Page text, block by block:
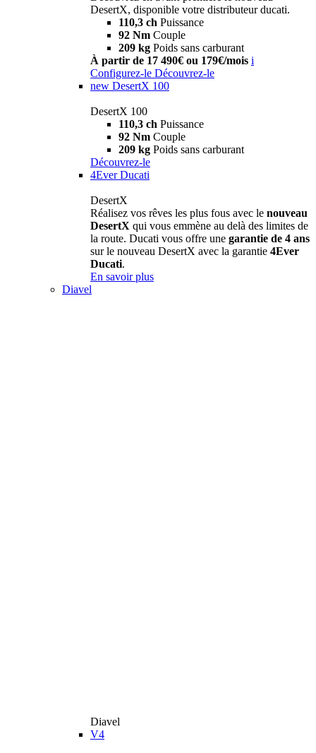
DesertX, disponible votre distributeur ducati.
110,3 ch Puissance
92 Nm Couple
209 kg Poids sans carburant
À partir de 17 490€ ou 179€/mois i
Configurez-le Découvrez-le
new DesertX 100
DesertX 100
110,3 ch Puissance
92 Nm Couple
209 kg Poids sans carburant
Découvrez-le
4Ever Ducati
DesertX
Réalisez vos rêves les plus fous avec le nouveau
DesertX qui vous emmène au delà des limites de
la route. Ducati vous offre une garantie de 4 ans
sur le nouveau DesertX avec la garantie 4Ever
Ducati.
En savoir plus
Diavel
Diavel
V4